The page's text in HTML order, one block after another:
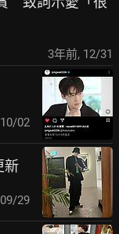
3年前, 12/31
10/02
新
09/29